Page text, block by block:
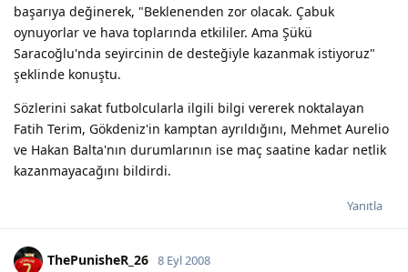
başarıya değinerek, "Beklenenden zor olacak. Çabuk
oynuyorlar ve hava toplarında etkililer. Ama Şükü
Saracoğlu'nda seyircinin de desteğiyle kazanmak istiyoruz"
şeklinde konuştu.
Sözlerini sakat futbolcularla ilgili bilgi vererek noktalayan
Fatih Terim, Gökdeniz'in kamptan ayrıldığını, Mehmet Aurelio
ve Hakan Balta'nın durumlarının ise maç saatine kadar netlik
kazanmayacağını bildirdi.
Yanıtla
ThePunisheR_26 8 Eyl 2008